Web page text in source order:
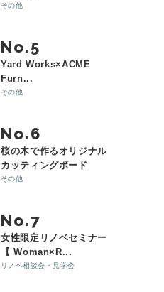
その他
No.
Yard Works×ACME
Furn...
その他
No.
桜の木で作るオリジナル
カッティングボード
その他
No.
女性限定リノベセミナー
【 Woman×R...
リノベ相談会・見学会